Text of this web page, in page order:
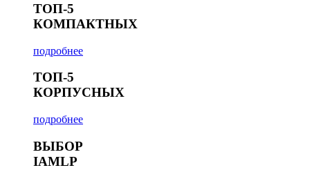
ТОП-5
КОМПАКТНЫХ
подробнее
ТОП-5
КОРПУСНЫХ
подробнее
ВЫБОР
IAMLP